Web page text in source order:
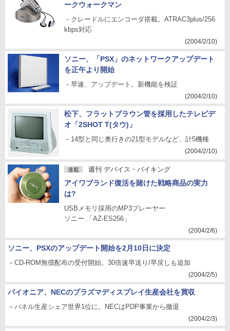
ークウォークマン
－クレードルにエンコーダ搭載。ATRAC3plus/256
kbps対応
(2004/2/10)
ソニー、「PSX」のネットワークアップデート
を正午より開始
－早速、アップデート。新機能を検証
(2004/2/10)
松下、フラットブラウン管を採用したテレビデ
オ「2SHOT T(タウ)」
－14型と同じ奥行きの21型モデルなど、計5機種
(2004/2/10)
連載 週刊 デバイス・バイキング
アイワブランド復活を賭けた戦略商品の実力
は?
USBメモリ採用のMP3プレーヤー
ソニー 「AZ-ES256」
(2004/2/6)
ソニー、PSXのアップデート開始を2月10日に決定
－CD-ROM無償配布の受付開始。30倍速早送り/早戻しも追加
(2004/2/5)
パイオニア、NECのプラズマディスプレイ生産会社を買収
－パネル生産シェア世界1位に。NECはPDP事業から撤退
(2004/2/3)